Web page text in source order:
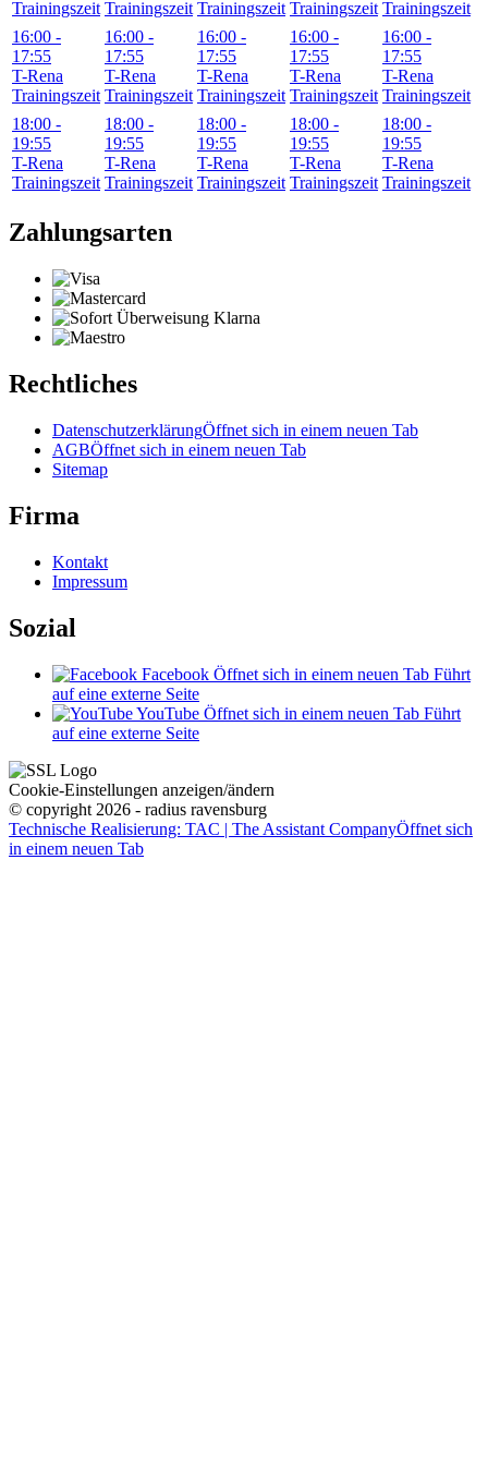
Trainingszeit Trainingszeit Trainingszeit Trainingszeit Trainingszeit
16:00 -
17:55
T-Rena
Trainingszeit
16:00 -
17:55
T-Rena
Trainingszeit
16:00 -
17:55
T-Rena
Trainingszeit
16:00 -
17:55
T-Rena
Trainingszeit
16:00 -
17:55
T-Rena
Trainingszeit
18:00 -
19:55
T-Rena
Trainingszeit
18:00 -
19:55
T-Rena
Trainingszeit
18:00 -
19:55
T-Rena
Trainingszeit
18:00 -
19:55
T-Rena
Trainingszeit
18:00 -
19:55
T-Rena
Trainingszeit
Zahlungsarten
Rechtliches
DatenschutzerklärungÖffnet sich in einem neuen Tab
AGBÖffnet sich in einem neuen Tab
Sitemap
Firma
Kontakt
Impressum
Sozial
Facebook Öffnet sich in einem neuen Tab Führt
auf eine externe Seite
YouTube Öffnet sich in einem neuen Tab Führt
auf eine externe Seite
Cookie-Einstellungen anzeigen/ändern
© copyright 2026 - radius ravensburg
Technische Realisierung: TAC | The Assistant CompanyÖffnet sich
in einem neuen Tab